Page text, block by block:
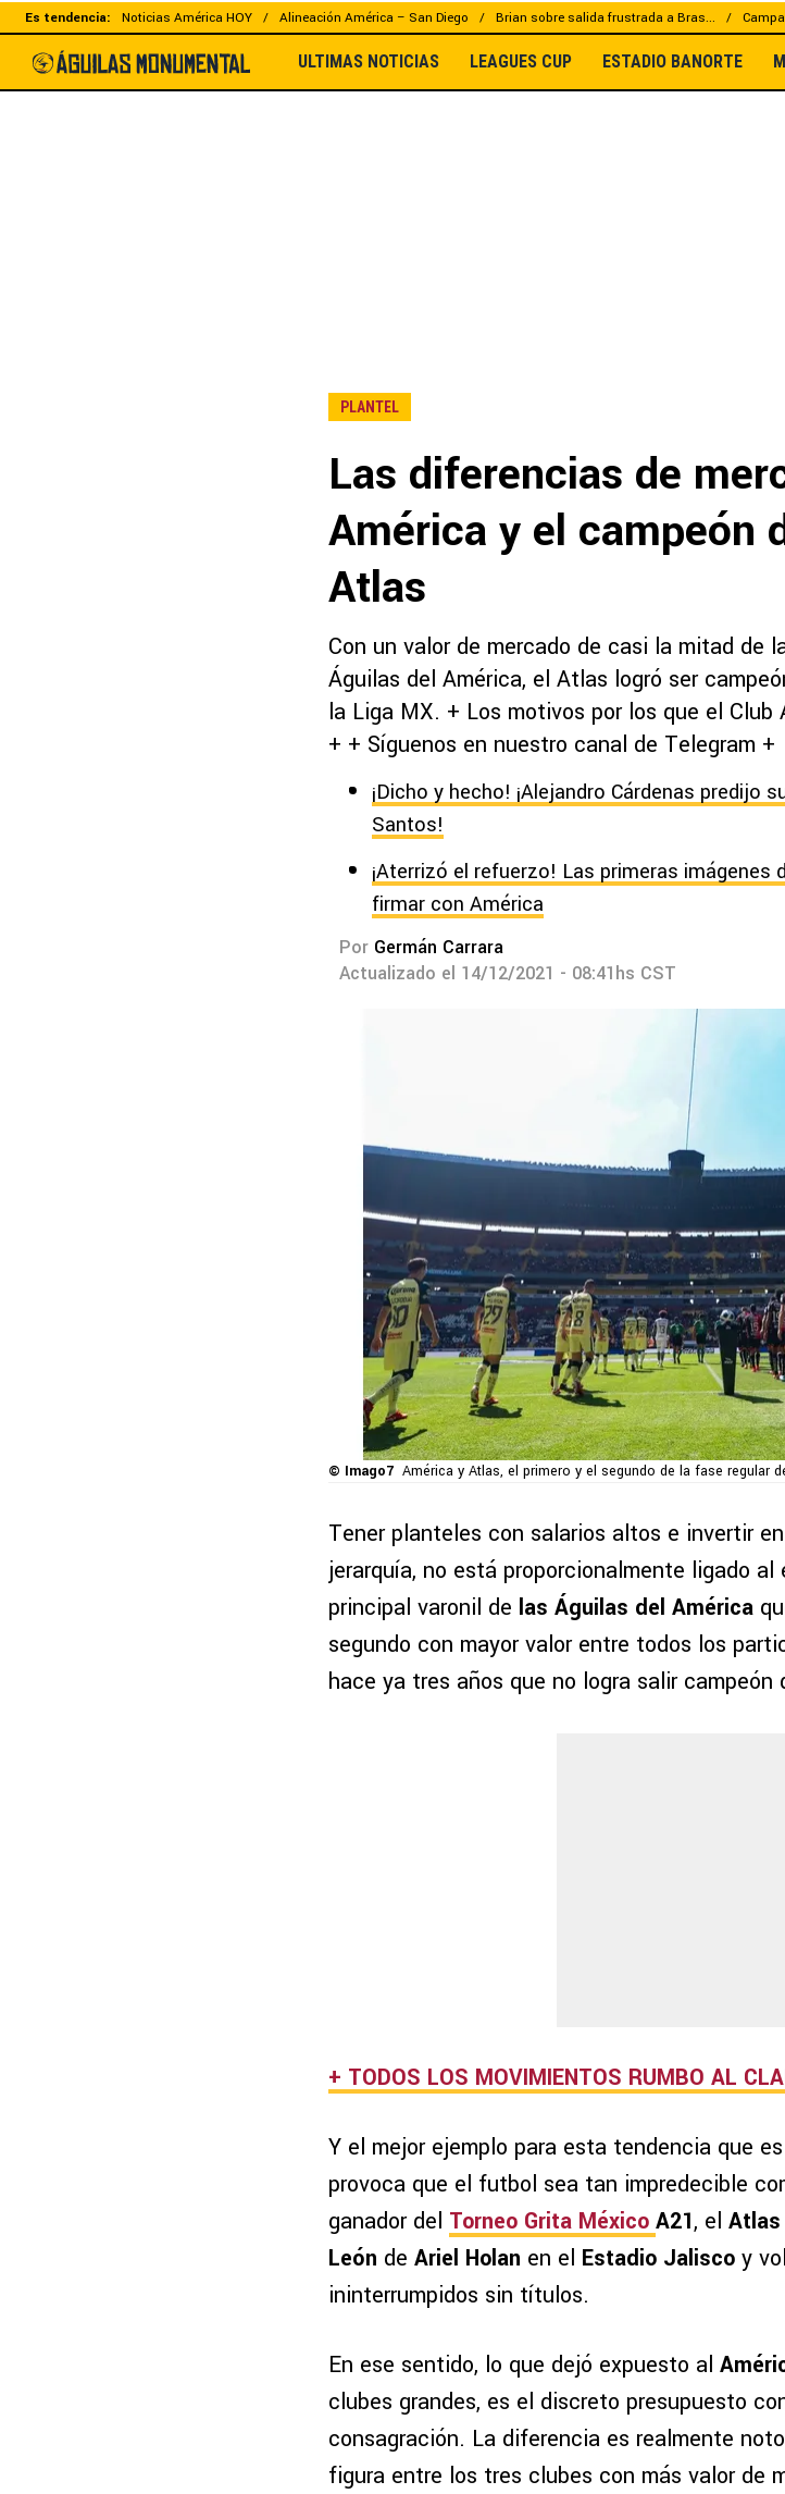
Es tendencia: Noticias América HOY Alineación América – San Diego Brian sobre salida frustrada a Bras...
ULTIMAS NOTICIAS LEAGUES CUP ESTADIO BANORTE
PLANTEL
Las diferencias de
América y el campeón
Atlas
Con un valor de mercado de casi la mitad de
Águilas del América, el Atlas logró ser
la Liga MX. + Los motivos por los que el Club
+ + Síguenos en nuestro canal de Telegram +
¡Dicho y hecho! ¡Alejandro Cárdenas predijo
Santos!
¡Aterrizó el refuerzo! Las primeras imágenes
firmar con América
Por Germán Carrara
Actualizado el 14/12/2021 - 08:41hs CST
© Imago7 América y Atlas, el primero y el segundo de la fase regular
Tener planteles con salarios altos e invertir
jerarquía, no está proporcionalmente ligado
principal varonil de las Águilas del América
segundo con mayor valor entre todos los
hace ya tres años que no logra salir campeón
+ TODOS LOS MOVIMIENTOS RUMBO AL
Y el mejor ejemplo para esta tendencia que
provoca que el futbol sea tan impredecible
ganador del Torneo Grita México A21, el Atlas
León de Ariel Holan en el Estadio Jalisco y
ininterrumpidos sin títulos.
En ese sentido, lo que dejó expuesto al
clubes grandes, es el discreto presupuesto
consagración. La diferencia es realmente
figura entre los tres clubes con más valor de